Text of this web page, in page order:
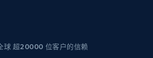
球 超20000 位客户的信赖